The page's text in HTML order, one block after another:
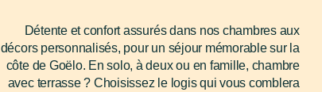
Détente et confort assurés dans nos chambres aux
décors personnalisés, pour un séjour mémorable sur la
côte de Goëlo. En solo, à deux ou en famille, chambre
avec terrasse ? Choisissez le logis qui vous comblera